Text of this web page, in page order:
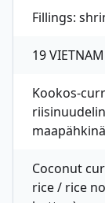
Fillings:
19
Kookos-
Coconut
rice / rice